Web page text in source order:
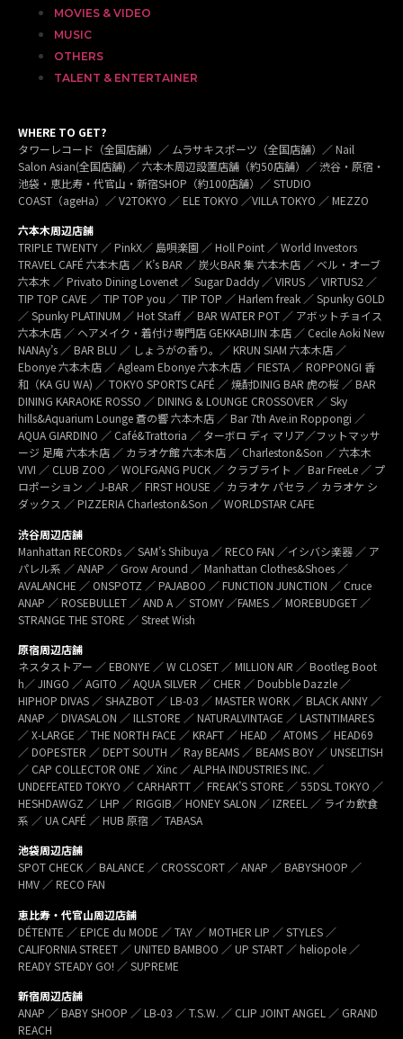
MOVIES & VIDEO
MUSIC
OTHERS
TALENT & ENTERTAINER
WHERE TO GET?
タワーレコード（全国店舗）／ ムラサキスポーツ（全国店舗）／ Nail
Salon Asian(全国店舗) ／ 六本木周辺設置店舗（約50店舗）／ 渋谷・原宿・
池袋・恵比寿・代官山・新宿SHOP（約100店舗）／ STUDIO
COAST（ageHa）／ V2TOKYO ／ ELE TOKYO ／VILLA TOKYO ／ MEZZO
六本木周辺店舗
TRIPLE TWENTY ／ PinkX／ 島唄楽園 ／ Holl Point ／ World Investors
TRAVEL CAFÉ 六本木店 ／ K’s BAR ／ 炭火BAR 集 六本木店 ／ ベル・オーブ
六本木 ／ Privato Dining Lovenet ／ Sugar Daddy ／ VIRUS ／ VIRTUS2 ／
TIP TOP CAVE ／ TIP TOP you ／ TIP TOP ／ Harlem freak ／ Spunky GOLD
／ Spunky PLATINUM ／ Hot Staff ／ BAR WATER POT ／ アボットチョイス
六本木店 ／ ヘアメイク・着付け専門店 GEKKABIJIN 本店 ／ Cecile Aoki New
NANAy’s ／ BAR BLU ／ しょうがの香り。／ KRUN SIAM 六本木店 ／
Ebonye 六本木店 ／ Agleam Ebonye 六本木店 ／ FIESTA ／ ROPPONGI 香
和（KA GU WA) ／ TOKYO SPORTS CAFÉ ／ 焼酎DINIG BAR 虎の桜 ／ BAR
DINING KARAOKE ROSSO ／ DINING & LOUNGE CROSSOVER ／ Sky
hills&Aquarium Lounge 蒼の響 六本木店 ／ Bar 7th Ave.in Roppongi ／
AQUA GIARDINO ／ Café&Trattoria ／ ターボロ ディ マリア／フットマッサ
ージ 足庵 六本木店 ／ カラオケ館 六本木店 ／ Charleston&Son ／ 六本木
VIVI ／ CLUB ZOO ／ WOLFGANG PUCK ／ クラブライト ／ Bar FreeLe ／ プ
ロポーション ／ J-BAR ／ FIRST HOUSE ／ カラオケ パセラ ／ カラオケ シ
ダックス ／ PIZZERIA Charleston&Son ／ WORLDSTAR CAFE
渋谷周辺店舗
Manhattan RECORDs ／ SAM’s Shibuya ／ RECO FAN ／イシバシ楽器 ／ ア
パレル系 ／ ANAP ／ Grow Around ／ Manhattan Clothes&Shoes ／
AVALANCHE ／ ONSPOTZ ／ PAJABOO ／ FUNCTION JUNCTION ／ Cruce
ANAP ／ ROSEBULLET ／ AND A ／ STOMY ／FAMES ／ MOREBUDGET ／
STRANGE THE STORE ／ Street Wish
原宿周辺店舗
ネスタストアー ／ EBONYE ／ W CLOSET ／ MILLION AIR ／ Bootleg Boot
h／ JINGO ／ AGITO ／ AQUA SILVER ／ CHER ／ Doubble Dazzle ／
HIPHOP DIVAS ／ SHAZBOT ／ LB-03 ／ MASTER WORK ／ BLACK ANNY ／
ANAP ／ DIVASALON ／ ILLSTORE ／ NATURALVINTAGE ／ LASTNTIMARES
／ X-LARGE ／ THE NORTH FACE ／ KRAFT ／ HEAD ／ ATOMS ／ HEAD69
／ DOPESTER ／ DEPT SOUTH ／ Ray BEAMS ／ BEAMS BOY ／ UNSELTISH
／ CAP COLLECTOR ONE ／ Xinc ／ ALPHA INDUSTRIES INC. ／
UNDEFEATED TOKYO ／ CARHARTT ／ FREAK’S STORE ／ 55DSL TOKYO ／
HESHDAWGZ ／ LHP ／ RIGGIB／ HONEY SALON ／ IZREEL ／ ライカ飲食
系 ／ UA CAFÉ ／ HUB 原宿 ／ TABASA
池袋周辺店舗
SPOT CHECK ／ BALANCE ／ CROSSCORT ／ ANAP ／ BABYSHOOP ／
HMV ／ RECO FAN
恵比寿・代官山周辺店舗
DÉTENTE ／ EPICE du MODE ／ TAY ／ MOTHER LIP ／ STYLES ／
CALIFORNIA STREET ／ UNITED BAMBOO ／ UP START ／ heliopole ／
READY STEADY GO! ／ SUPREME
新宿周辺店舗
ANAP ／ BABY SHOOP ／ LB-03 ／ T.S.W. ／ CLIP JOINT ANGEL ／ GRAND
REACH